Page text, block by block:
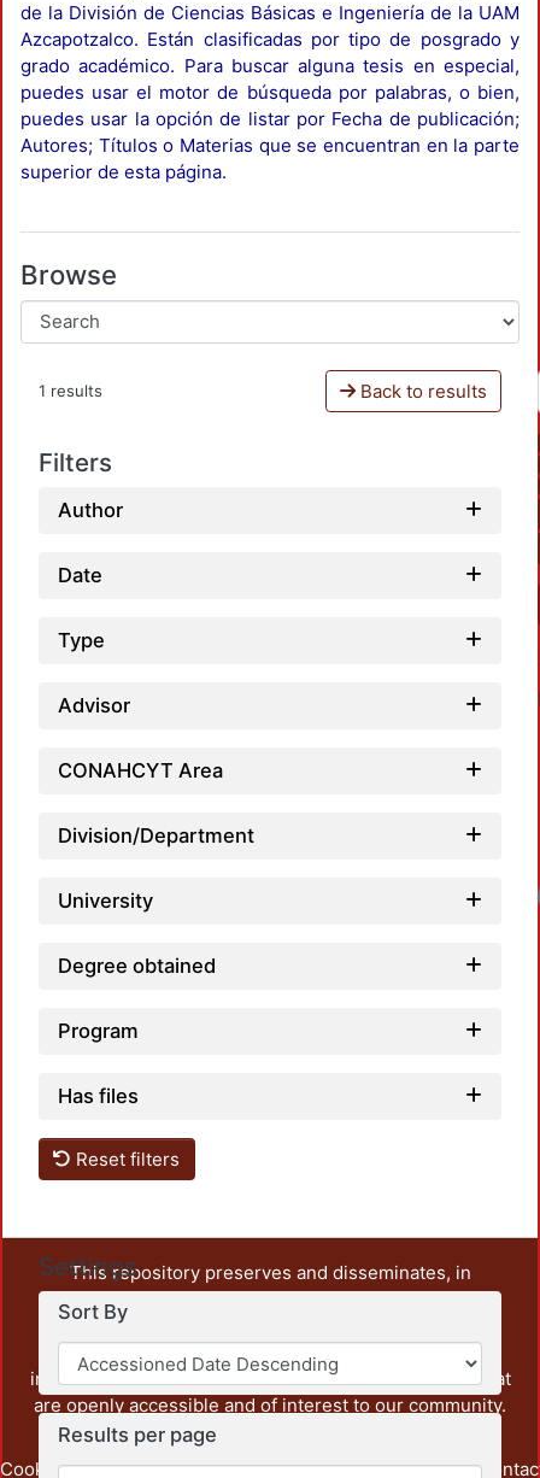
de la División de Ciencias Básicas e Ingeniería de la UAM
Azcapotzalco. Están clasificadas por tipo de posgrado y
grado académico. Para buscar alguna tesis en especial,
puedes usar el motor de búsqueda por palabras, o bien,
puedes usar la opción de listar por Fecha de publicación;
Autores; Títulos o Materias que se encuentran en la parte
superior de esta página.
Browse
1 results Back to results
Filters
Author
Date
Type
Advisor
CONAHCYT Area
Division/Department
University
Degree obtained
Program
Has files
Reset filters
Settings
Sort By
Results per page
This repository preserves and disseminates, in
unrestricted open access, the teaching and research
output of UAM Azcapotzalco. It also includes some
administrative and graphic documents from the
institution, as well as content from other institutions that
are openly accessible and of interest to our community.
Cookie Privacy End User Send